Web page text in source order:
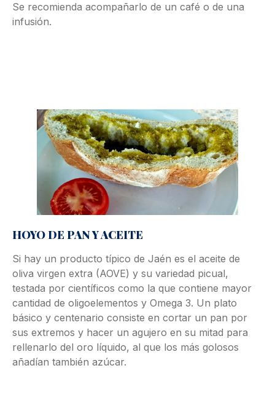
Se recomienda acompañarlo de un café o de una
infusión.
HOYO DE PAN Y ACEITE
Si hay un producto típico de Jaén es el aceite de
oliva virgen extra (AOVE) y su variedad picual,
testada por científicos como la que contiene mayor
cantidad de oligoelementos y Omega 3. Un plato
básico y centenario consiste en cortar un pan por
sus extremos y hacer un agujero en su mitad para
rellenarlo del oro líquido, al que los más golosos
añadían también azúcar.